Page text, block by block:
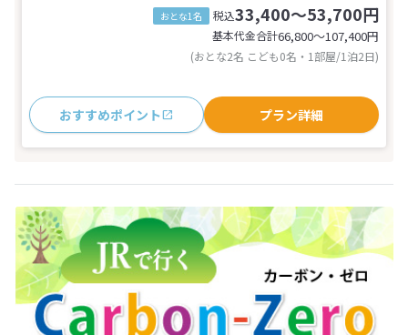
おとな1名 税込33,400～53,700円
基本代金合計66,800〜107,400円
(おとな2名 こども0名・1部屋/1泊2日)
おすすめポイント プラン詳細